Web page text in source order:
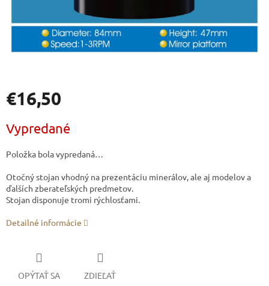
€16,50
cena:
Vypredané
Položka bola vypredaná…
Otočný stojan vhodný na prezentáciu minerálov, ale aj modelov a
ďalších zberateľských predmetov.
Stojan disponuje tromi rýchlosťami.
Detailné informácie
OPÝTAŤ SA ZDIEĽAŤ